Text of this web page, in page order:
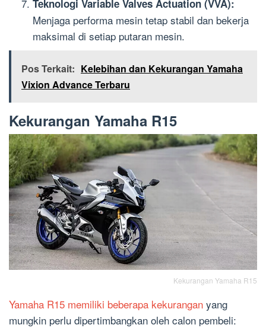
Teknologi Variable Valves Actuation (VVA):
Menjaga performa mesin tetap stabil dan bekerja
maksimal di setiap putaran mesin.
Pos Terkait: Kelebihan dan Kekurangan Yamaha
Vixion Advance Terbaru
Kekurangan Yamaha R15
Kekurangan Yamaha R15
Yamaha R15 memiliki beberapa kekurangan yang
mungkin perlu dipertimbangkan oleh calon pembeli: